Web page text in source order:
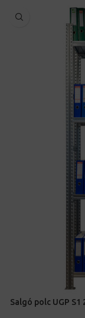
Salgó polc UGP